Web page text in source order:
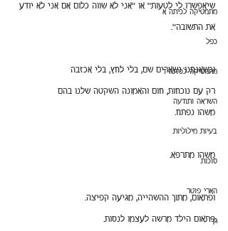
מתמטיקה לכיתה א
כפל
מתמטיקה לכיתה ד
השראה ותודעה
בעיות מילוליות
סוכות
הארי פוטר
גן
שיאפשרו לי לטעות" או "אני לא שווה כלום אם אני לא יודע
את התשובה".
וכשאנחנו נשארים שם, בלי לחץ, בלי אכזבה
רק עם נוכחות, חום והאמונה השקטה שלנו בהם
משהו נפתח.
משהו מתרפא.
ופתאום, מתוך ההשהייה, מגיעה קפיצה.
פתאום הילד מרשה לעצמו לנסות.